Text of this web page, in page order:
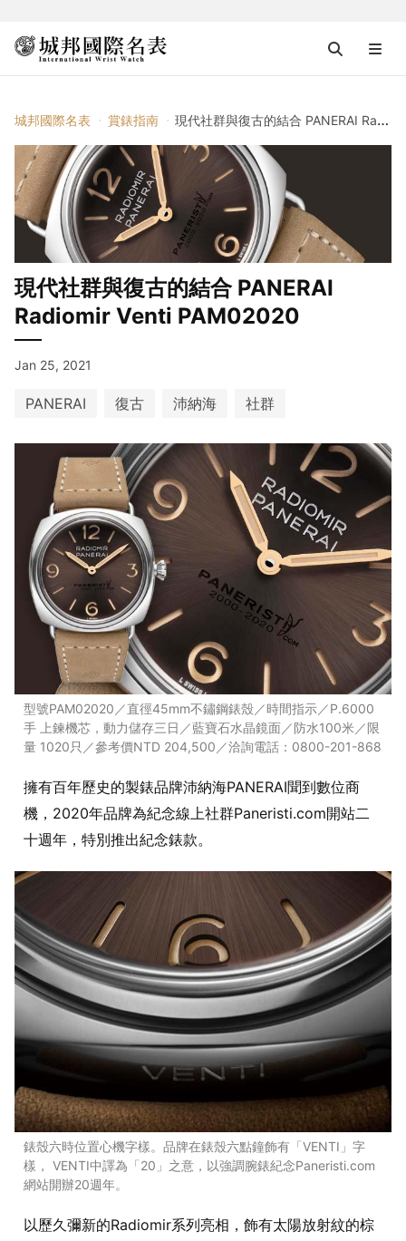
城邦國際名表 賞錶指南 現代社群與復古的結合 PANERAI Radiomir Venti PAM02020
現代社群與復古的結合 PANERAI
Radiomir Venti PAM02020
Jan 25, 2021
PANERAI 復古 沛納海 社群
型號PAM02020／直徑45mm不鏽鋼錶殼／時間指示／P.6000
手 上鍊機芯，動力儲存三日／藍寶石水晶鏡面／防水100米／限
量 1020只／參考價NTD 204,500／洽詢電話：0800-201-868
擁有百年歷史的製錶品牌沛納海PANERAI聞到數位商
機，2020年品牌為紀念線上社群Paneristi.com開站二
十週年，特別推出紀念錶款。
錶殼六時位置心機字樣。品牌在錶殼六點鐘飾有「VENTI」字
樣， VENTI中譯為「20」之意，以強調腕錶紀念Paneristi.com
網站開辦20週年。
以歷久彌新的Radiomir系列亮相，飾有太陽放射紋的棕